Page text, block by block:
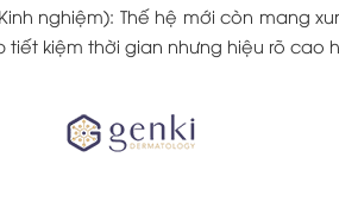
nghiệm): Thế hệ mới còn mang
tiết kiệm thời gian nhưng hiệu rõ cao